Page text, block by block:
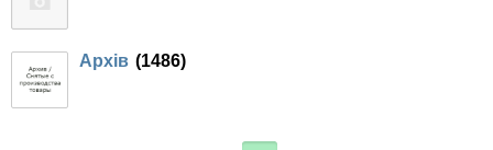
Архів (1486)